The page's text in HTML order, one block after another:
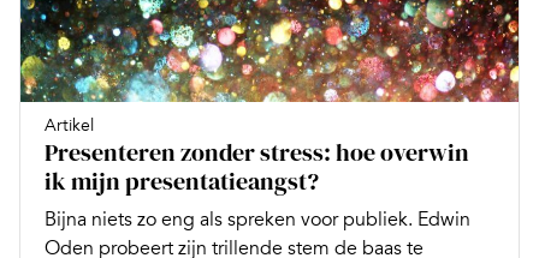
Artikel
Presenteren zonder stress: hoe overwin
ik mijn presentatieangst?
Bijna niets zo eng als spreken voor publiek. Edwin
Oden probeert zijn trillende stem de baas te